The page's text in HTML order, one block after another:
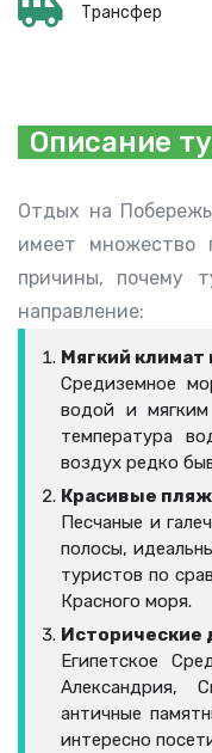
Трансфер
Описание
Отдых на
имеет множество
причины, почему
направление:
Мягкий климат
Средиземное
водой и
температура
воздух редко
Красивые
Песчаные и
полосы,
туристов по
Красного моря.
Исторические
Египетское
Александрия,
античные
интересно